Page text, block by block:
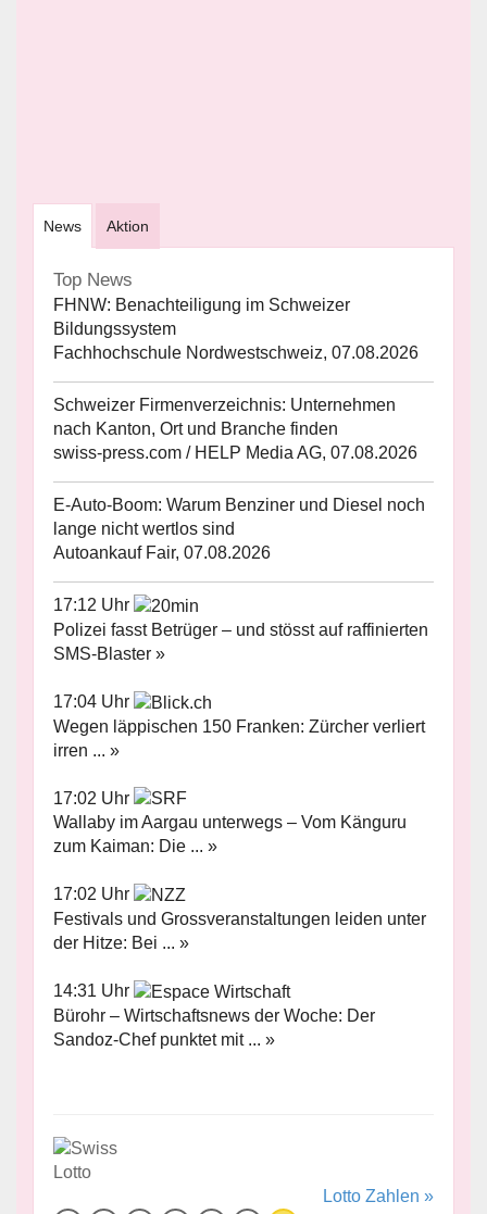
News Aktion
Top News
FHNW: Benachteiligung im Schweizer
Bildungssystem
Fachhochschule Nordwestschweiz, 07.08.2026
Schweizer Firmenverzeichnis: Unternehmen
nach Kanton, Ort und Branche finden
swiss-press.com / HELP Media AG, 07.08.2026
E-Auto-Boom: Warum Benziner und Diesel noch
lange nicht wertlos sind
Autoankauf Fair, 07.08.2026
17:12 Uhr
Polizei fasst Betrüger – und stösst auf raffinierten
SMS-Blaster »
17:04 Uhr
Wegen läppischen 150 Franken: Zürcher verliert
irren ... »
17:02 Uhr
Wallaby im Aargau unterwegs – Vom Känguru
zum Kaiman: Die ... »
17:02 Uhr
Festivals und Grossveranstaltungen leiden unter
der Hitze: Bei ... »
14:31 Uhr
Bürohr – Wirtschaftsnews der Woche: Der
Sandoz-Chef punktet mit ... »
Lotto Zahlen »